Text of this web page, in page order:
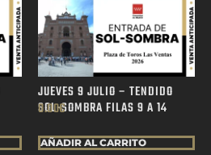
JUEVES 9 JULIO – TENDIDO
SOL-SOMBRA FILAS 9 A 14
0.00€
AÑADIR AL CARRITO